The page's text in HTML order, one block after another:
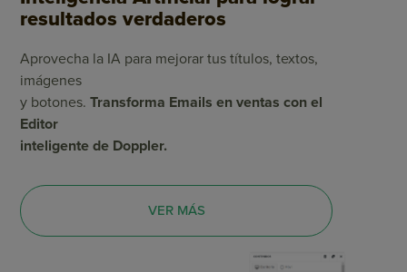
resultados verdaderos
Aprovecha la IA para mejorar tus títulos, textos,
imágenes
y botones.Transforma Emails en ventas con el
Editor
inteligente de Doppler.
VER MÁS